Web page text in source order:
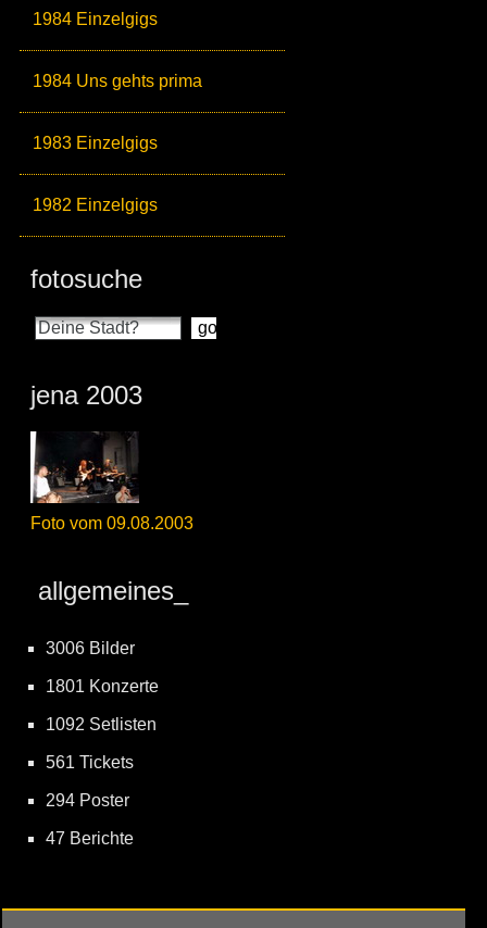
1984 Einzelgigs
1984 Uns gehts prima
1983 Einzelgigs
1982 Einzelgigs
fotosuche
jena 2003
Foto vom 09.08.2003
allgemeines_
3006 Bilder
1801 Konzerte
1092 Setlisten
561 Tickets
294 Poster
47 Berichte